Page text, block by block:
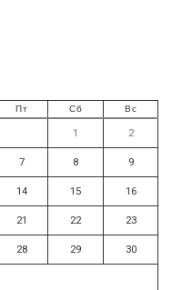
Пт Сб Вс
1 2
7 8 9
14 15 16
21 22 23
28 29 30